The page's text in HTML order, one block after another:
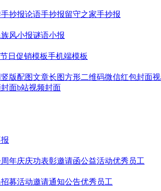
抄报论语手抄报留守之家手抄报
族风小报谜语小报
节日促销模板手机端模板
竖版配图文章长图方形二维码微信红包封面
面b站视频封面
周年庆庆功表彰邀请函公益活动优秀员工
募活动邀请通知公告优秀员工